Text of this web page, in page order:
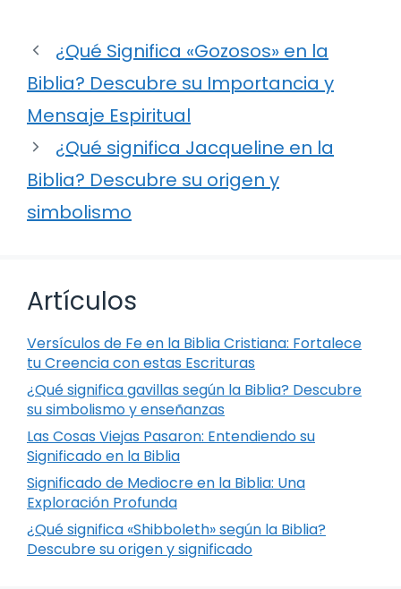
¿Qué Significa «Gozosos» en la
Biblia? Descubre su Importancia y
Mensaje Espiritual
¿Qué significa Jacqueline en la
Biblia? Descubre su origen y
simbolismo
Artículos
Versículos de Fe en la Biblia Cristiana: Fortalece
tu Creencia con estas Escrituras
¿Qué significa gavillas según la Biblia? Descubre
su simbolismo y enseñanzas
Las Cosas Viejas Pasaron: Entendiendo su
Significado en la Biblia
Significado de Mediocre en la Biblia: Una
Exploración Profunda
¿Qué significa «Shibboleth» según la Biblia?
Descubre su origen y significado